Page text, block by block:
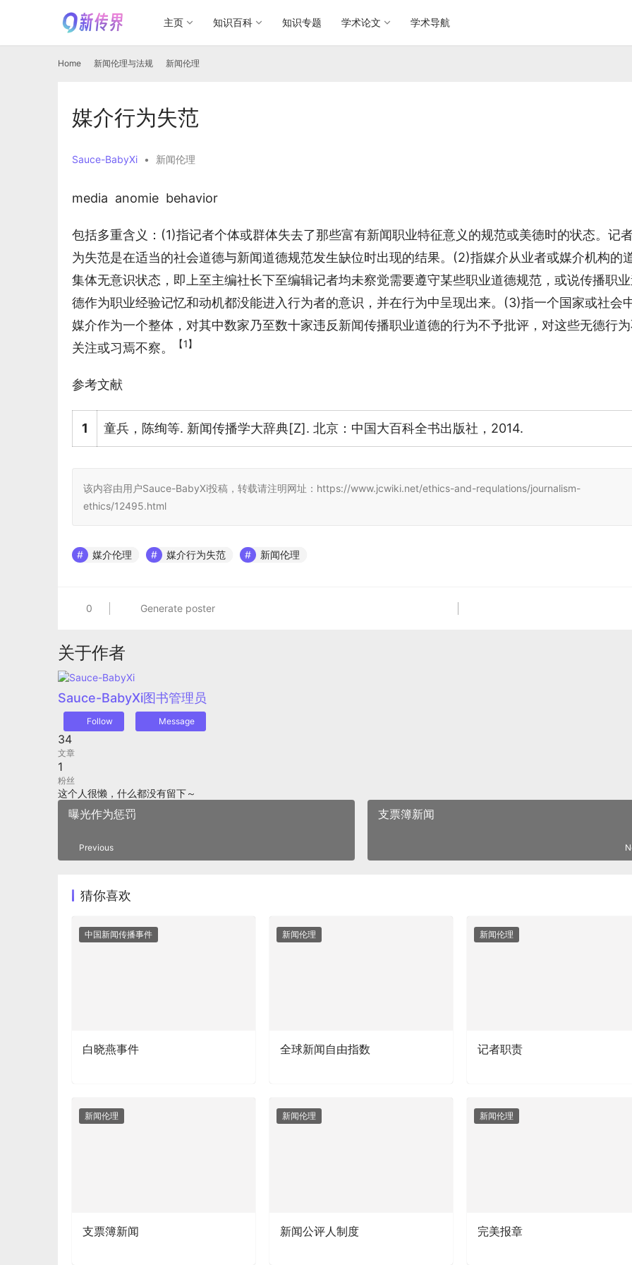
主页 知识百科 知识专题 学术论文 学术导航
Home 新闻伦理与法规 新闻伦理
媒介行为失范
Sauce-BabyXi • 新闻伦理
media  anomie  behavior
包括多重含义：(1)指记者个体或群体失去了那些富有新闻职业特征意义的规范或美德时的状态。记
为失范是在适当的社会道德与新闻道德规范发生缺位时出现的结果。(2)指媒介从业者或媒介机构的
集体无意识状态，即上至主编社长下至编辑记者均未察觉需要遵守某些职业道德规范，或说传播职
德作为职业经验记忆和动机都没能进入行为者的意识，并在行为中呈现出来。(3)指一个国家或社会
媒介作为一个整体，对其中数家乃至数十家违反新闻传播职业道德的行为不予批评，对这些无德行
关注或习焉不察。
【1】
参考文献
1 童兵，陈绚等. 新闻传播学大辞典[Z]. 北京：中国大百科全书出版社，2014.
该内容由用户Sauce-BabyXi投稿，转载请注明网址：https://www.jcwiki.net/ethics-and-requlations/journalism-
ethics/12495.html
媒介伦理 媒介行为失范 新闻伦理
0 Generate poster
关于作者
Sauce-BabyXi图书管理员
Follow Message
34
文章
1
粉丝
这个人很懒，什么都没有留下～
曝光作为惩罚
Previous
支票簿新闻
猜你喜欢
中国新闻传播事件
白晓燕事件
新闻伦理
全球新闻自由指数
新闻伦理
记者职责
新闻伦理
支票簿新闻
新闻伦理
新闻公评人制度
新闻伦理
完美报章